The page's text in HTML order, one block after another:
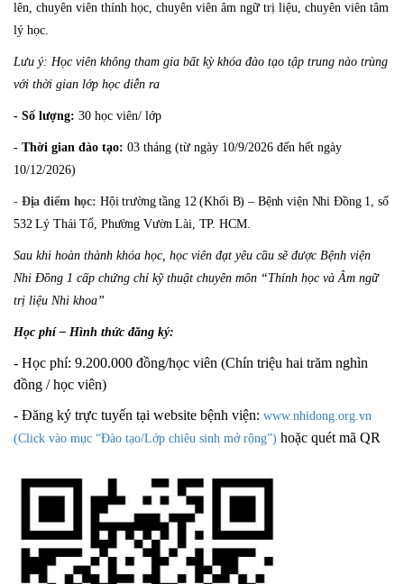
lên, chuyên viên thính học, chuyên viên âm ngữ trị liệu, chuyên viên tâm
lý học.
Lưu ý: Học viên không tham gia bất kỳ khóa đào tạo tập trung nào trùng
với thời gian lớp học diễn ra
- Số lượng: 30 học viên/ lớp
- Thời gian đào tạo: 03 tháng (từ ngày 10/9/2026 đến hết ngày
10/12/2026)
- Địa điểm học: Hội trườngtầng12 (Khối B) – Bệnh viện Nhi Đồng 1, số
532 Lý Thái Tổ, Phường Vườn Lài, TP. HCM.
Sau khi hoàn thành khóa học, học viên đạt yêu cầu sẽ được Bệnh viện
Nhi Đồng 1 cấp chứng chỉ kỹ thuật chuyên môn “Thính học và Âm ngữ
trị liệu Nhi khoa”
Học phí – Hình thức đăng ký:
- Học phí: 9.200.000 đồng/học viên (Chín triệu hai trăm nghìn
đồng / học viên)
- Đăng ký trực tuyến tại website bệnh viện: www.nhidong.org.vn
(Click vào mục “Đào tạo/Lớp chiêu sinh mở rộng”) hoặc quét mã QR